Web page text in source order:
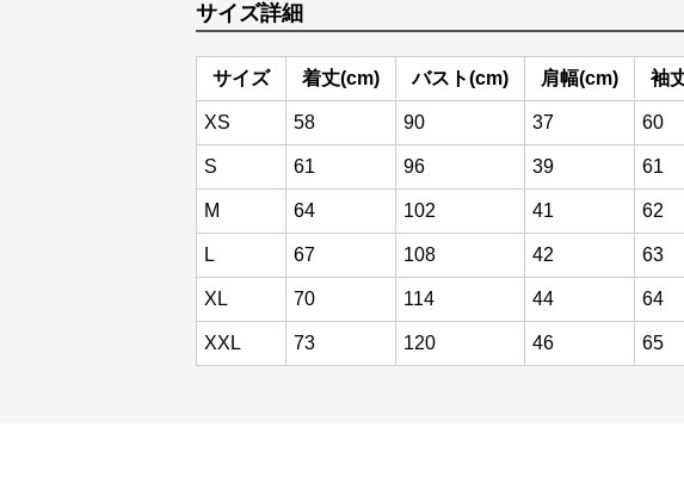
サイズ詳細
サイズ 着丈(cm) バスト(cm) 肩幅(cm) 袖
XS 58 90 37 60
S 61 96 39 61
M 64 102 41 62
L 67 108 42 63
XL 70 114 44 64
XXL 73 120 46 65